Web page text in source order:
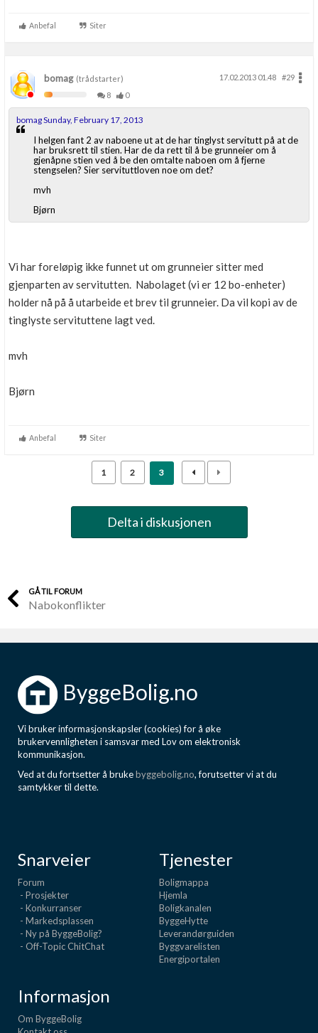
Anbefal Siter
bomag(trådstarter) 17.02.2013 01.48
#29
8
0
bomag Sunday, February 17, 2013
I helgen fant 2 av naboene ut at de har tinglyst servitutt på at de
har bruksrett til stien. Har de da rett til å be grunneier om å
gjenåpne stien ved å be den omtalte naboen om å fjerne
stengselen? Sier servituttloven noe om det?
mvh
Bjørn
Vi har foreløpig ikke funnet ut om grunneier sitter med
gjenparten av servitutten. Nabolaget (vi er 12 bo-enheter)
holder nå på å utarbeide et brev til grunneier. Da vil kopi av de
tinglyste servituttene lagt ved.
mvh
Bjørn
Anbefal Siter
1 2 3
Delta i diskusjonen
GÅ TIL FORUM
Nabokonflikter
ByggeBolig.no
Vi bruker informasjonskapsler (cookies) for å øke
brukervennligheten i samsvar med Lov om elektronisk
kommunikasjon.
Ved at du fortsetter å brukebyggebolig.no, forutsetter vi at du
samtykker til dette.
Snarveier
Forum
- Prosjekter
- Konkurranser
- Markedsplassen
- Ny på ByggeBolig?
- Off-Topic ChitChat
Tjenester
Boligmappa
Hjemla
Boligkanalen
ByggeHytte
Leverandørguiden
Byggvarelisten
Energiportalen
Informasjon
Om ByggeBolig